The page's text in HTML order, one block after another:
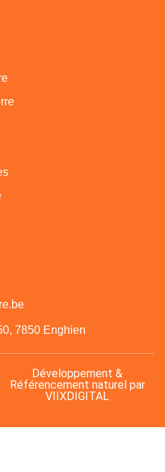
7850 Enghien
Développement &
Référencement naturel par
VIIXDIGITAL